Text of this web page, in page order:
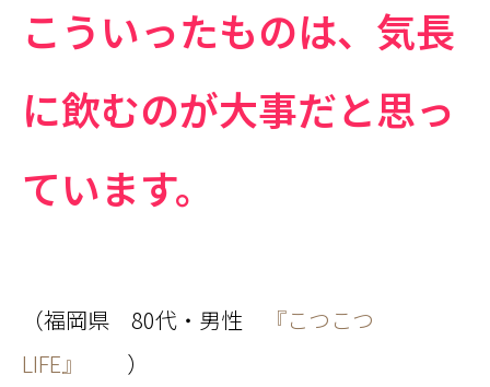
こういったものは、気長
に飲むのが大事だと思っ
ています。
（福岡県 80代・男性
『こつこつ
LIFE』 ）